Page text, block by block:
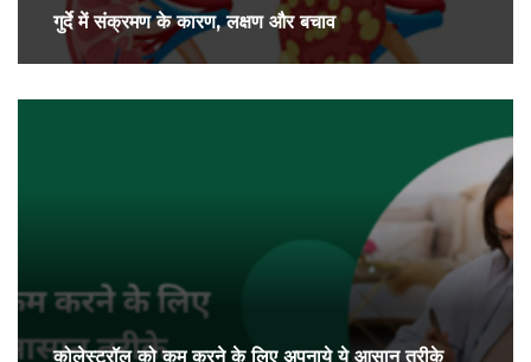
गुर्दे में संक्रमण के कारण, लक्षण और बचाव
कोलेस्ट्रॉल को कम करने के लिए अपनाये ये आसान तरीके